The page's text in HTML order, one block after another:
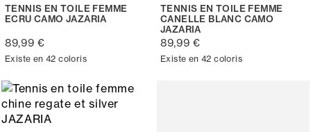
TENNIS EN TOILE FEMME
ECRU CAMO JAZARIA
89,99 €
Existe en 42 coloris
TENNIS EN TOILE FEMME
CANELLE BLANC CAMO
JAZARIA
89,99 €
Existe en 42 coloris